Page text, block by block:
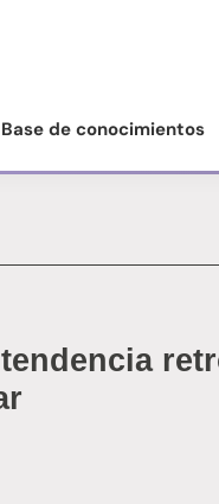
Base de conocimientos